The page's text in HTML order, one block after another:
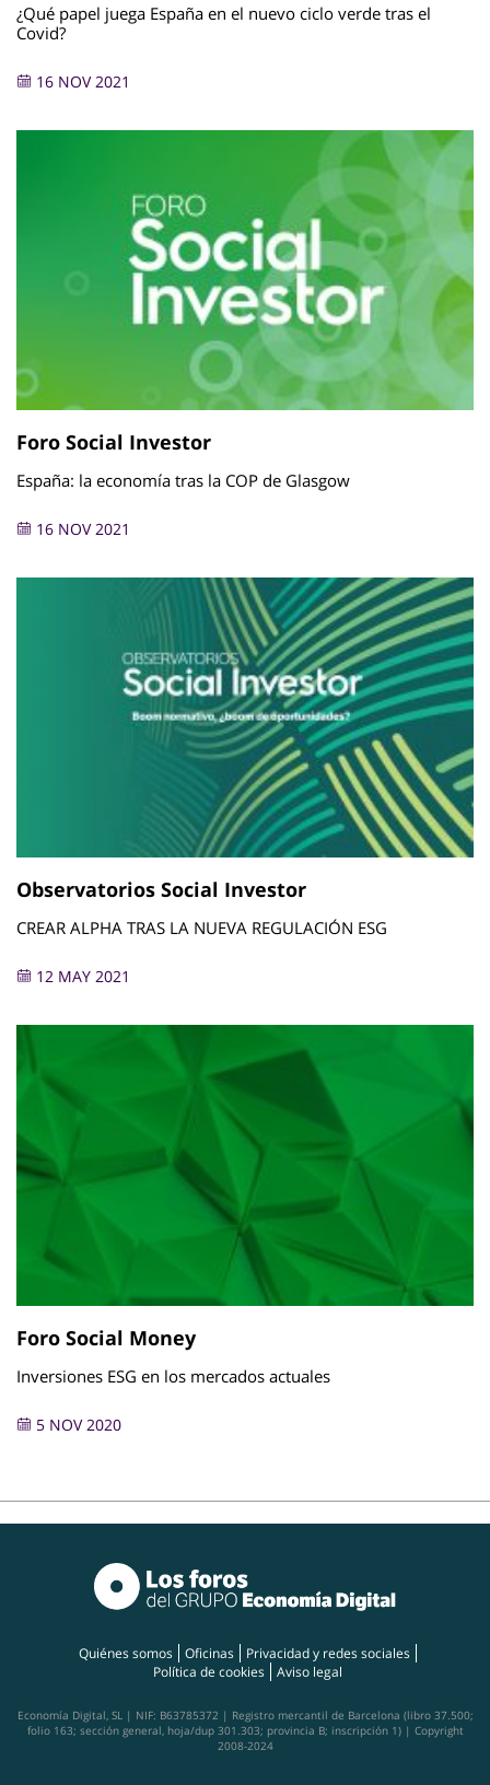
¿Qué papel juega España en el nuevo ciclo verde tras el
Covid?
16 NOV 2021
Foro Social Investor
España: la economía tras la COP de Glasgow
16 NOV 2021
Observatorios Social Investor
CREAR ALPHA TRAS LA NUEVA REGULACIÓN ESG
12 MAY 2021
Foro Social Money
Inversiones ESG en los mercados actuales
5 NOV 2020
Quiénes somos Oficinas
Privacidad y redes sociales
Política de cookies
Aviso legal
Economía Digital, SL | NIF: B63785372 | Registro mercantil de Barcelona (libro 37.500;
folio 163; sección general, hoja/dup 301.303; provincia B; inscripción 1) | Copyright
2008-2024